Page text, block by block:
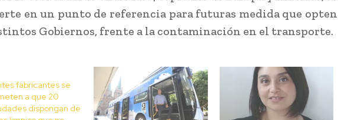
en un punto de referencia para futuras medida que opten
Gobiernos, frente a la contaminación en el transporte.
fabricantes se
a que 20
dispongan de